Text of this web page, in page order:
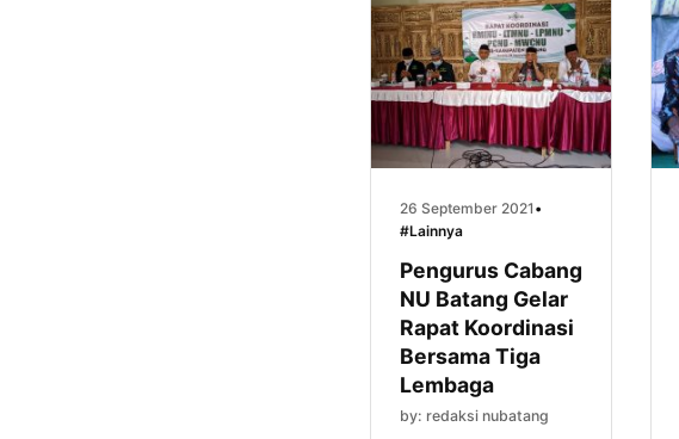
26 September 2021 •
#Lainnya
Pengurus Cabang
NU Batang Gelar
Rapat Koordinasi
Bersama Tiga
Lembaga
by: redaksi nubatang